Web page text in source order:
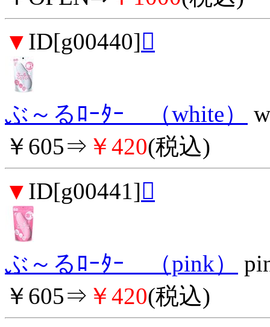
▼ ID[g00440]
ぶ～るﾛｰﾀｰ （white）
￥605⇒ ￥420(税込)
▼ ID[g00441]
ぶ～るﾛｰﾀｰ （pink）
￥605⇒ ￥420(税込)